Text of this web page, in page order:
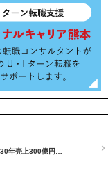
年売上300億円…